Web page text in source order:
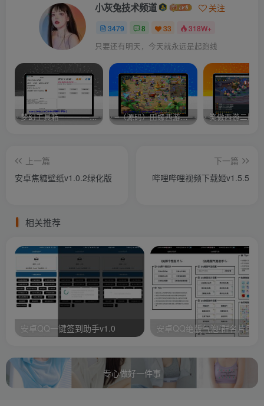
小灰兔技术频道 关注
3479 8 33 318W+
只要还有明天，今天就永远是起跑线
梦幻工具箱————-免费 –（源码）田螺西游9.0 假人摆摊18门派飞升渡劫化圣助战最新BB谛听…. 笑傲西游二版-
上一篇
安卓焦糖壁纸v1.0.2绿化版
下一篇
哔哩哔哩视频下载姬v1.5.5
相关推荐
安卓QQ一键签到助手v1.0 安卓QQ绝版气泡/群名片助手
专心做好一件事